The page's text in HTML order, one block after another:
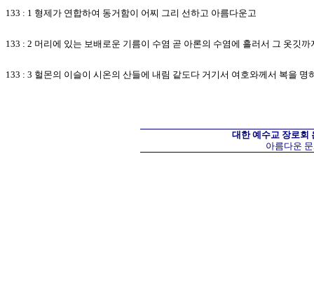
133 : 1 형제가 연합하여 동거함이 어찌 그리 선하고 아름다운고
133 : 2 머리에 있는 보배로운 기름이 수염 곧 아론의 수염에 흘러서 그 옷깃까
133 : 3 헐몬의 이슬이 시온의 산들에 내림 같도다 거기서 여호와께서 복을 명
대한 예수교 장로회
아름다운